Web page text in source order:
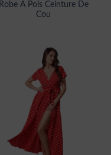
Robe A Pois Ceinture De
Cou